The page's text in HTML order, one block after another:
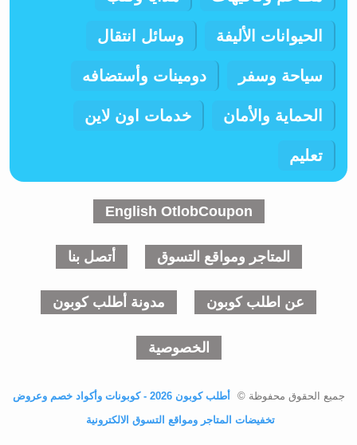
الحيوانات الأليفة وسائل انتقال
سياحة وسفر دومينات وأستضافه
الحماية والأمان خدمات اون لاين
تعليم
English OtlobCoupon
المتاجر ومواقع التسوق أتصل بنا
عن اطلب كوبون مدونة أطلب كوبون
الخصوصية
جميع الحقوق محفوظة ©
أطلب كوبون 2026 - كوبونات وأكواد خصم وعروض
تخفيضات المتاجر ومواقع التسوق الالكترونية